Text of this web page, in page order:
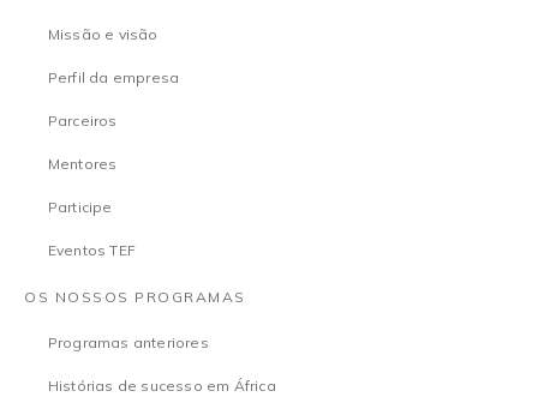
Missão e visão
Perfil da empresa
Parceiros
Mentores
Participe
Eventos TEF
OS NOSSOS PROGRAMAS
Programas anteriores
Histórias de sucesso em África